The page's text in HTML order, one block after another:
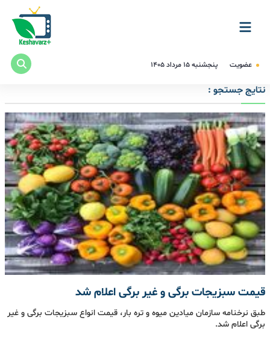
عضویت پنجشنبه ۱۵ مرداد ۱۴۰۵
نتایج جستجو :
قیمت سبزیجات برگی و غیر برگی اعلام شد
طبق نرخنامه سازمان میادین میوه و تره بار، قیمت انواع سبزیجات برگی و غیر
برگی اعلام شد.